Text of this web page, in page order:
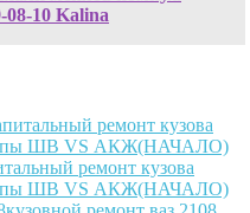
10 Kalina
ремонт кузова
ШВ VS АКЖ(НАЧАЛО)